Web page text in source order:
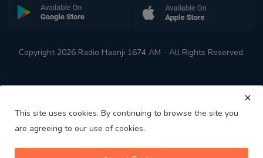
Copyright 2026 Radio Haanji 1674 AM - All Rights Reserved.
This site uses cookies. By continuing to browse the site you
are agreeing to our use of cookies.
Australia's No. 1 Indian Radio Station